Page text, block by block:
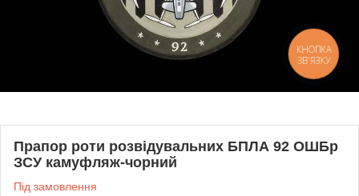
Прапор роти розвідувальних БПЛА 92 ОШБр
ЗСУ камуфляж-чорний
Під замовлення
КНОПКА
ЗВ'ЯЗКУ